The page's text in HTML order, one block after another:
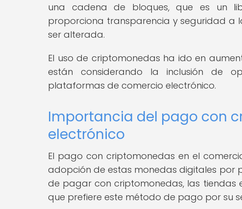
una cadena de bloques, que es un
proporciona transparencia y seguridad a
ser alterada.
El uso de criptomonedas ha ido en
están considerando la inclusión de
plataformas de comercio electrónico.
Importancia del pago con
electrónico
El pago con criptomonedas en el
adopción de estas monedas digitales por
de pagar con criptomonedas, las tiendas
que prefiere este método de pago por su